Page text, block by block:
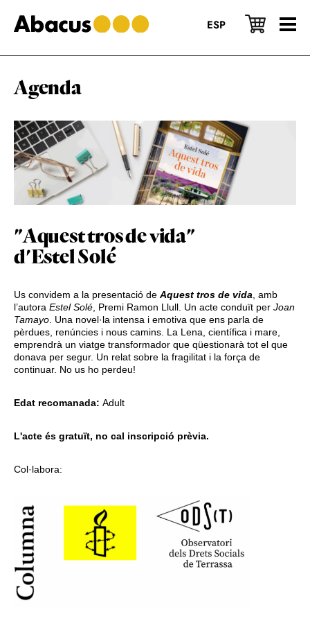
to
main
to
primary
to
footer
ESP
Agenda
"Aquest tros de vida"
d'Estel Solé
Us convidem a la presentació de Aquest tros de vida, amb
l’autora Estel Solé, Premi Ramon Llull. Un acte conduït per Joan
Tamayo. Una novel·la intensa i emotiva que ens parla de
pèrdues, renúncies i nous camins. La Lena, científica i mare,
emprendrà un viatge transformador que qüestionarà tot el que
donava per segur. Un relat sobre la fragilitat i la força de
continuar. No us ho perdeu!
Edat recomanada: Adult
L'acte és gratuït, no cal inscripció prèvia.
Col·labora: